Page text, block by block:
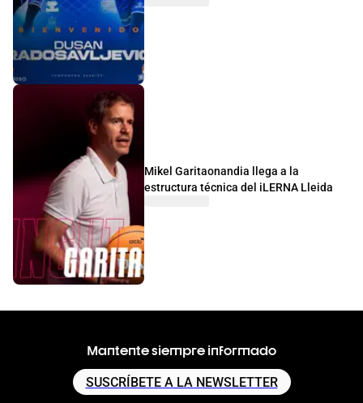
Mikel Garitaonandia llega a la
estructura técnica del iLERNA Lleida
Mantente siempre informado
SUSCRÍBETE A LA NEWSLETTER